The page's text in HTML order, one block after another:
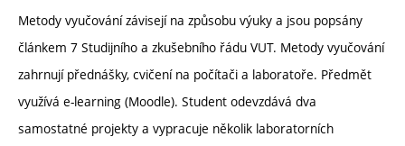
Metody vyučování závisejí na způsobu výuky a jsou popsány
článkem 7 Studijního a zkušebního řádu VUT. Metody vyučování
zahrnují přednášky, cvičení na počítači a laboratoře. Předmět
využívá e-learning (Moodle). Student odevzdává dva
samostatné projekty a vypracuje několik laboratorních